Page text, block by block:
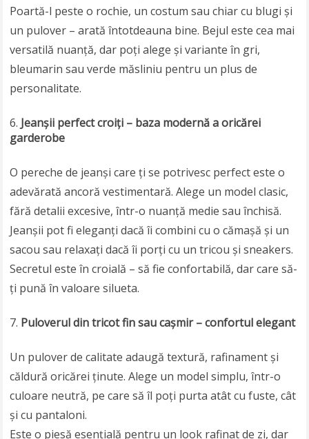
Poartă-l peste o rochie, un costum sau chiar cu blugi și
un pulover – arată întotdeauna bine. Bejul este cea mai
versatilă nuanță, dar poți alege și variante în gri,
bleumarin sau verde măsliniu pentru un plus de
personalitate.
Jeanșii perfect croiți – baza modernă a oricărei
garderobe
O pereche de jeanși care ți se potrivesc perfect este o
adevărată ancoră vestimentară. Alege un model clasic,
fără detalii excesive, într-o nuanță medie sau închisă.
Jeanșii pot fi eleganți dacă îi combini cu o cămașă și un
sacou sau relaxați dacă îi porți cu un tricou și sneakers.
Secretul este în croială – să fie confortabilă, dar care să-
ți pună în valoare silueta.
Puloverul din tricot fin sau cașmir – confortul elegant
Un pulover de calitate adaugă textură, rafinament și
căldură oricărei ținute. Alege un model simplu, într-o
culoare neutră, pe care să îl poți purta atât cu fuste, cât
și cu pantaloni.
Este o piesă esențială pentru un look rafinat de zi, dar